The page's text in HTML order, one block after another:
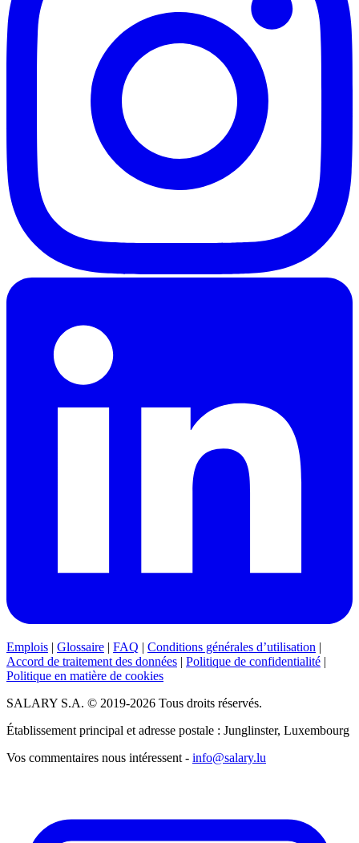
Emplois | Glossaire | FAQ | Conditions générales d’utilisation |
Accord de traitement des données | Politique de confidentialité |
Politique en matière de cookies
SALARY S.A. © 2019-2026 Tous droits réservés.
Établissement principal et adresse postale : Junglinster, Luxembourg
Vos commentaires nous intéressent - info@salary.lu